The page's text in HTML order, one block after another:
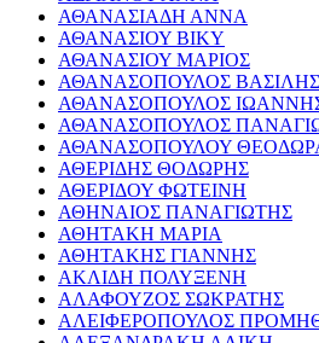
ΑΘΑΝΑΣΙΑΔΗ ΑΝΝΑ
ΑΘΑΝΑΣΙΟΥ ΒΙΚΥ
ΑΘΑΝΑΣΙΟΥ ΜΑΡΙΟΣ
ΑΘΑΝΑΣΟΠΟΥΛΟΣ ΒΑΣΙΛΗΣ
ΑΘΑΝΑΣΟΠΟΥΛΟΣ
ΑΘΑΝΑΣΟΠΟΥΛΟΣ
ΑΘΑΝΑΣΟΠΟΥΛΟΥ
ΑΘΕΡΙΔΗΣ ΘΟΔΩΡΗΣ
ΑΘΕΡΙΔΟΥ ΦΩΤΕΙΝΗ
ΑΘΗΝΑΙΟΣ ΠΑΝΑΓΙΩΤΗΣ
ΑΘΗΤΑΚΗ ΜΑΡΙΑ
ΑΘΗΤΑΚΗΣ ΓΙΑΝΝΗΣ
ΑΚΛΙΔΗ ΠΟΛΥΞΕΝΗ
ΑΛΑΦΟΥΖΟΣ ΣΩΚΡΑΤΗΣ
ΑΛΕΙΦΕΡΟΠΟΥΛΟΣ